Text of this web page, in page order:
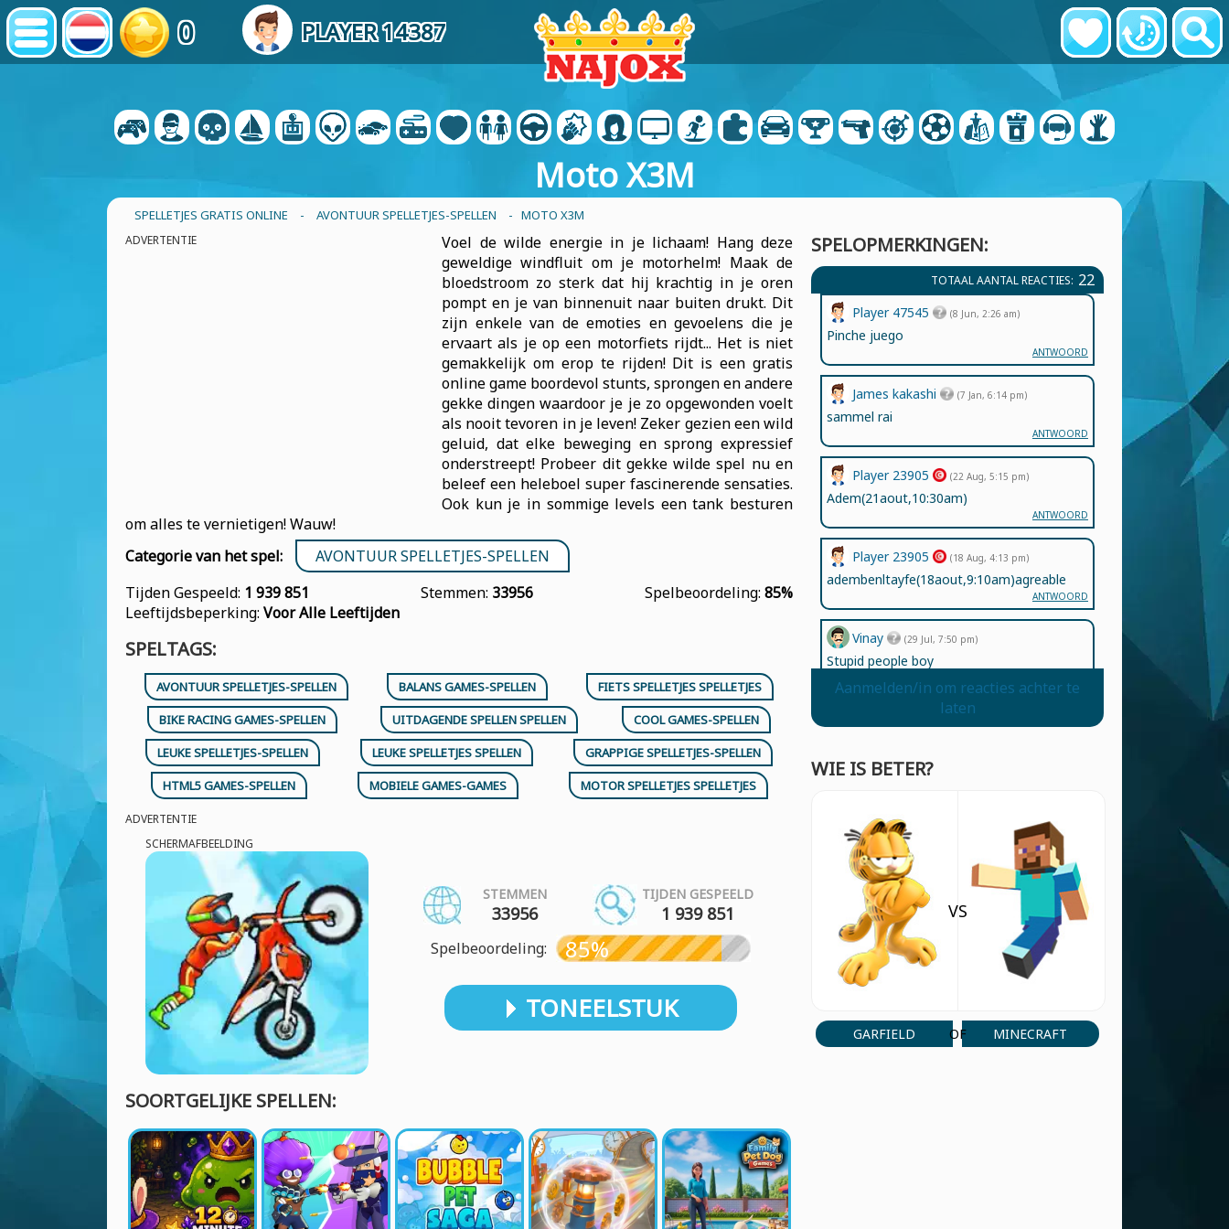
0 PLAYER 14387
Moto X3M
SPELLETJES GRATIS ONLINE - AVONTUUR SPELLETJES-SPELLEN - MOTO X3M
ADVERTENTIE
Voel de wilde energie in je lichaam! Hang deze
geweldige windfluit om je motorhelm! Maak de
bloedstroom zo sterk dat hij krachtig in je oren
pompt en je van binnenuit naar buiten drukt. Dit
zijn enkele van de emoties en gevoelens die je
ervaart als je op een motorfiets rijdt... Het is niet
gemakkelijk om erop te rijden! Dit is een gratis
online game boordevol stunts, sprongen en andere
gekke dingen waardoor je je zo opgewonden voelt
als nooit tevoren in je leven! Zeker gezien een wild
geluid, dat elke beweging en sprong expressief
onderstreept! Probeer dit gekke wilde spel nu en
beleef een heleboel super fascinerende sensaties.
Ook kun je in sommige levels een tank besturen
om alles te vernietigen! Wauw!
Categorie van het spel:
AVONTUUR SPELLETJES-SPELLEN
Tijden Gespeeld: 1 939 851 Stemmen: 33956 Spelbeoordeling: 85%
Leeftijdsbeperking: Voor Alle Leeftijden
SPELTAGS:
AVONTUUR SPELLETJES-SPELLEN BALANS GAMES-SPELLEN
FIETS SPELLETJES SPELLETJES
BIKE RACING GAMES-SPELLEN
UITDAGENDE SPELLEN SPELLEN
COOL GAMES-SPELLEN
LEUKE SPELLETJES-SPELLEN
LEUKE SPELLETJES SPELLEN
GRAPPIGE SPELLETJES-SPELLEN
HTML5 GAMES-SPELLEN
MOBIELE GAMES-GAMES MOTOR SPELLETJES SPELLETJES
ADVERTENTIE
SCHERMAFBEELDING
STEMMEN
33956
TIJDEN GESPEELD
1 939 851
Spelbeoordeling: 85%
TONEELSTUK
SOORTGELIJKE SPELLEN:
SPELOPMERKINGEN:
TOTAAL AANTAL REACTIES: 22
Mateo Gabriel (21 Jan, 1:14 pm)
Mateo Gabriel (21 Jan, 1:15 pm)
ESPAIDERMAN
Jazmin (5 Jun, 11:29 am)
ANTWOORD
Que asen
ANTWOORD
Vinay (29 Jul, 7:50 pm)
Stupid people boy
Player 23905 (18 Aug, 4:13 pm)
adembenltayfe(18aout,9:10am)agreable
ANTWOORD
Player 23905 (22 Aug, 5:15 pm)
Adem(21aout,10:30am)
ANTWOORD
James kakashi (7 Jan, 6:14 pm)
sammel rai
ANTWOORD
Player 47545 (8 Jun, 2:26 am)
Pinche juego
ANTWOORD
Aanmelden/in om reacties achter te
laten
WIE IS BETER?
GARFIELD
VS
OF MINECRAFT